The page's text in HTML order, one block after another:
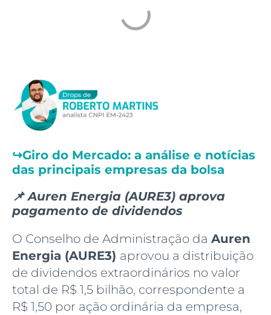
↪️Giro do Mercado: a análise e notícias
das principais empresas da bolsa
📌 Auren Energia (AURE3) aprova
pagamento de dividendos
O Conselho de Administração da Auren
Energia (AURE3) aprovou a distribuição
de dividendos extraordinários no valor
total de R$ 1,5 bilhão, correspondente a
R$ 1,50 por ação ordinária da empresa,